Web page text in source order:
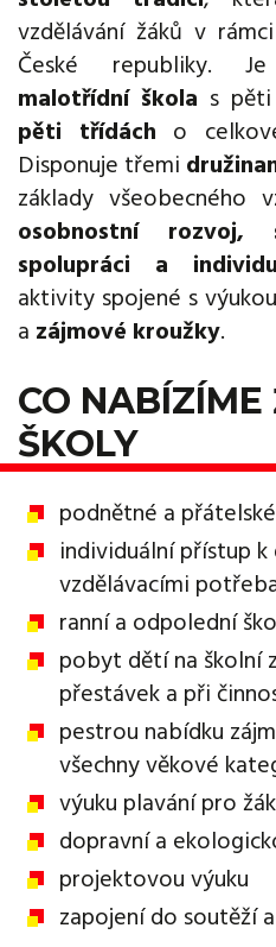
vzdělávání žáků v
České republiky.
malotřídní škola s
pěti třídách o
Disponuje třemi
základy všeobecného
osobnostní rozvoj,
spolupráci a
aktivity spojené s
a zájmové kroužky.
CO
ŠKOLY
podnětné a
individuální přístup
vzdělávacími
ranní a odpolední
pobyt dětí na školní
přestávek a při
pestrou nabídku
všechny věkové
výuku plavání pro
dopravní a
projektovou výuku
zapojení do soutěží